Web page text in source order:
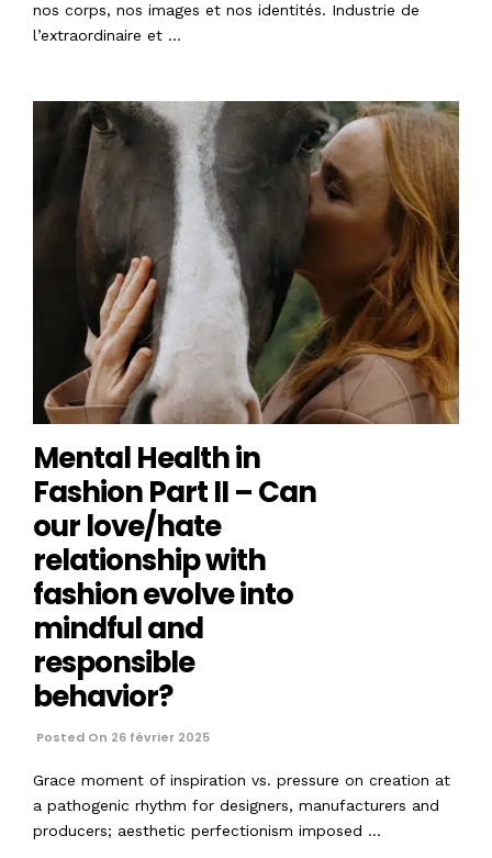
nos corps, nos images et nos identités. Industrie de
l’extraordinaire et …
Mental Health in
Fashion Part II – Can
our love/hate
relationship with
fashion evolve into
mindful and
responsible
behavior?
Posted On 26 février 2025
Grace moment of inspiration vs. pressure on creation at
a pathogenic rhythm for designers, manufacturers and
producers; aesthetic perfectionism imposed …